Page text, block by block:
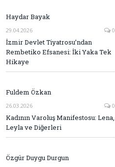
Haydar Bayak
29.04.2026 0
İzmir Devlet Tiyatrosu’ndan
Rembetiko Efsanesi: İki Yaka Tek
Hikaye
Fuldem Özkan
26.03.2026 0
Kadının Varoluş Manifestosu: Lena,
Leyla ve Diğerleri
Özgür Duygu Durgun